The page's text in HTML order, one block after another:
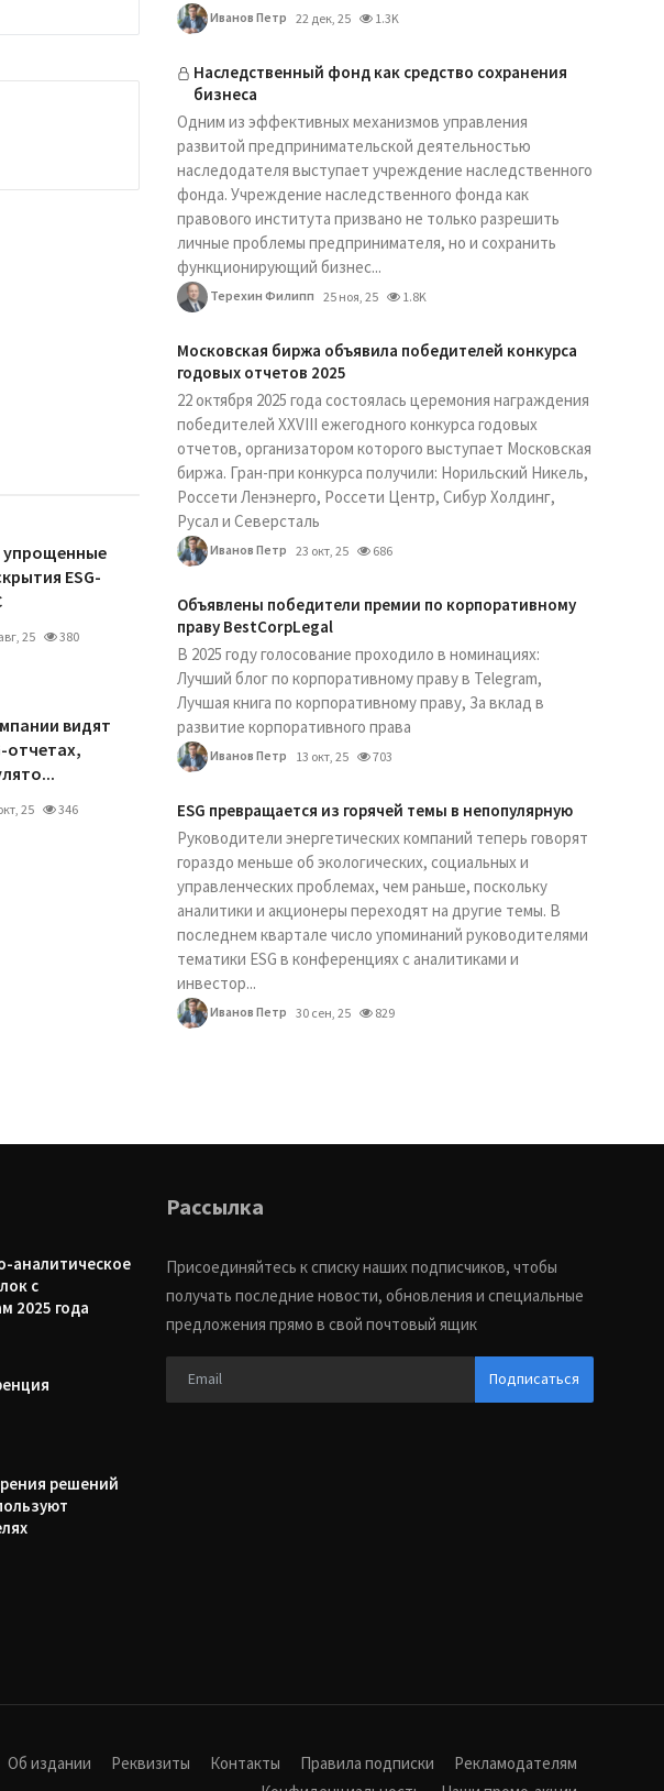
упрощенные
ESG-
25 380
видят
отчетах,
25 346
Иванов Петр 22 дек, 25 1.3K
Наследственный фонд как средство сохранения
бизнеса
Одним из эффективных механизмов управления
развитой предпринимательской деятельностью
наследодателя выступает учреждение наследственного
фонда. Учреждение наследственного фонда как
правового института призвано не только разрешить
личные проблемы предпринимателя, но и сохранить
функционирующий бизнес...
Терехин Филипп 25 ноя, 25 1.8K
Московская биржа объявила победителей конкурса
годовых отчетов 2025
22 октября 2025 года состоялась церемония награждения
победителей XXVIII ежегодного конкурса годовых
отчетов, организатором которого выступает Московская
биржа. Гран-при конкурса получили: Норильский Никель,
Россети Ленэнерго, Россети Центр, Сибур Холдинг,
Русал и Северсталь
Иванов Петр 23 окт, 25 686
Объявлены победители премии по корпоративному
праву BestCorpLegal
В 2025 году голосование проходило в номинациях:
Лучший блог по корпоративному праву в Telegram,
Лучшая книга по корпоративному праву, За вклад в
развитие корпоративного права
Иванов Петр 13 окт, 25 703
ESG превращается из горячей темы в непопулярную
Руководители энергетических компаний теперь говорят
гораздо меньше об экологических, социальных и
управленческих проблемах, чем раньше, поскольку
аналитики и акционеры переходят на другие темы. В
последнем квартале число упоминаний руководителями
тематики ESG в конференциях с аналитиками и
инвестор...
Иванов Петр 30 сен, 25 829
аналитическое
с
2025 года
решений
Рассылка
Присоединяйтесь к списку наших подписчиков, чтобы
получать последние новости, обновления и специальные
предложения прямо в свой почтовый ящик
Подписаться
Об издании Реквизиты Контакты Правила подписки
Рекламодателям